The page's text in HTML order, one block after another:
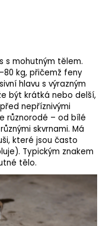
s mohutným tělem.
kg, přičemž feny
hlavu s výrazným
být krátká nebo delší,
nepříznivými
různorodé – od bílé
skvrnami. Má
které jsou často
Typickým znakem
tělo.